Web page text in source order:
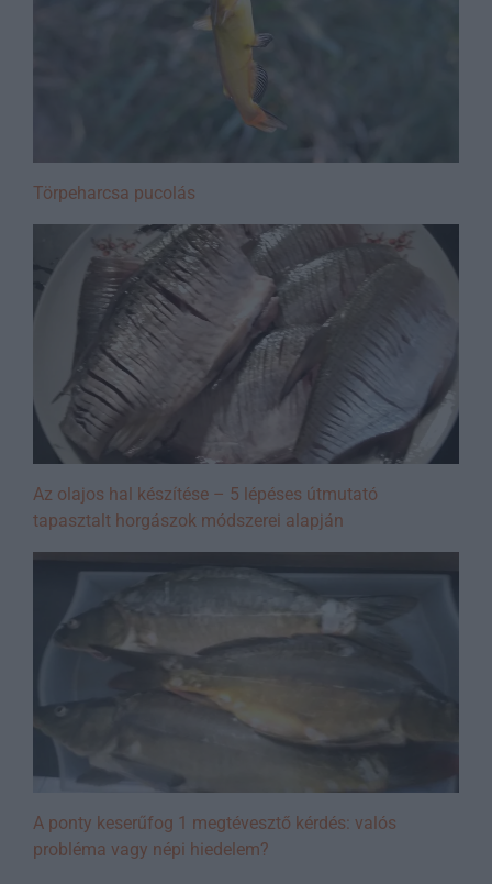
Törpeharcsa pucolás
Az olajos hal készítése – 5 lépéses útmutató
tapasztalt horgászok módszerei alapján
A ponty keserűfog 1 megtévesztő kérdés: valós
probléma vagy népi hiedelem?